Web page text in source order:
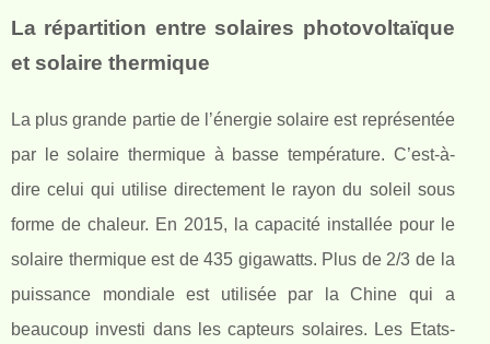
La répartition entre solaires photovoltaïque
et solaire thermique
La plus grande partie de l’énergie solaire est représentée
par le solaire thermique à basse température. C’est-à-
dire celui qui utilise directement le rayon du soleil sous
forme de chaleur. En 2015, la capacité installée pour le
solaire thermique est de 435 gigawatts. Plus de 2/3 de la
puissance mondiale est utilisée par la Chine qui a
beaucoup investi dans les capteurs solaires. Les Etats-